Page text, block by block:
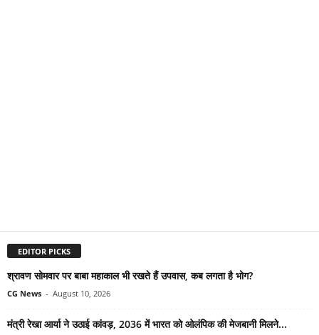
EDITOR PICKS
श्रावण सोमवार पर बाबा महाकाल भी रखते हैं उपवास, कब लगता है भोग?
CG News - August 10, 2026
मंत्री रेखा आर्या ने उठाई कांवड़, 2036 में भारत को ओलंपिक की मेजबानी मिलने...